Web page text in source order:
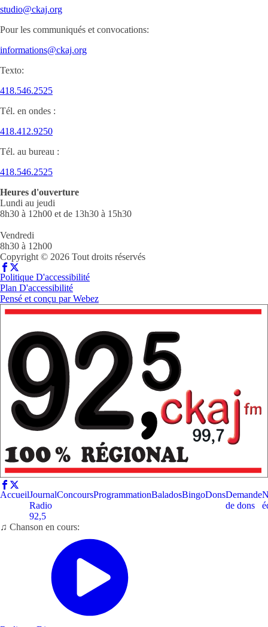
studio@ckaj.org
Pour les communiqués et convocations:
informations@ckaj.org
Texto:
418.546.2525
Tél. en ondes :
418.412.9250
Tél. au bureau :
418.546.2525
Heures d'ouverture
Lundi au jeudi
8h30 à 12h00 et de 13h30 à 15h30
Vendredi
8h30 à 12h00
Copyright © 2026 Tout droits réservés
Politique D'accessibilité
Plan D'accessibilité
Pensé et conçu parWebez
AccueilJournal
Radio
92,5
ConcoursProgrammationBaladosBingoDonsDemande
de dons
♫ Chanson en cours: